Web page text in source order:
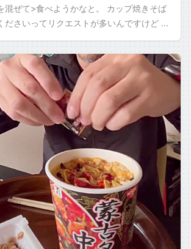
混ぜて>食べようかなと。 カップ焼きそば
ださいってリクエストが多いんですけど 今